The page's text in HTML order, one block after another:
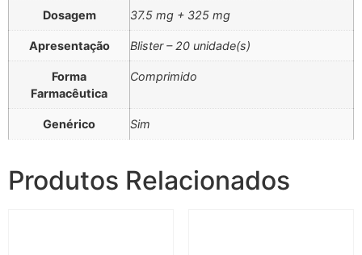
Dosagem 37.5 mg + 325 mg
Apresentação Blister – 20 unidade(s)
Forma
Farmacêutica
Comprimido
Genérico Sim
Produtos Relacionados